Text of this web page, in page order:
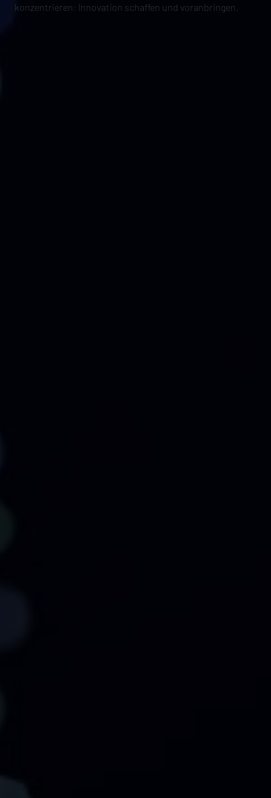
konzentrieren: Innovation schaffen und voranbringen.​